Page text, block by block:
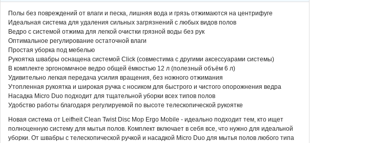
Полы без повреждений от влаги и песка, лишняя вода и грязь отжимаются на центрифуге
Идеальная система для удаления сильных загрязнений с любых видов полов
Ведро с системой отжима для легкой очистки грязной воды без рук
Оптимальное регулирование остаточной влаги
Простая уборка под мебелью
Рукоятка швабры оснащена системой Click (совместима с другими аксессуарами системы)
В комплекте эргономичное ведро общей ёмкостью 12 л (полезный объём 6 л)
Удивительно легкая передача усилия вращения, без ножного отжимания
Утопленная рукоятка и широкая ручка с носиком для быстрого и чистого опорожнения ведра
Насадка Micro Duo подходит для тщательной уборки всех типов полов
Удобство работы благодаря регулируемой по высоте телескопической рукоятке
Новая система от Leifheit Clean Twist Disc Mop Ergo Mobile - идеально подходит тем, кто ищет
полноценную систему для мытья полов. Комплект включает в себя все, что нужно для идеальной
уборки. От швабры с телескопической ручкой и насадкой Micro Duo для мытья полов любого типа